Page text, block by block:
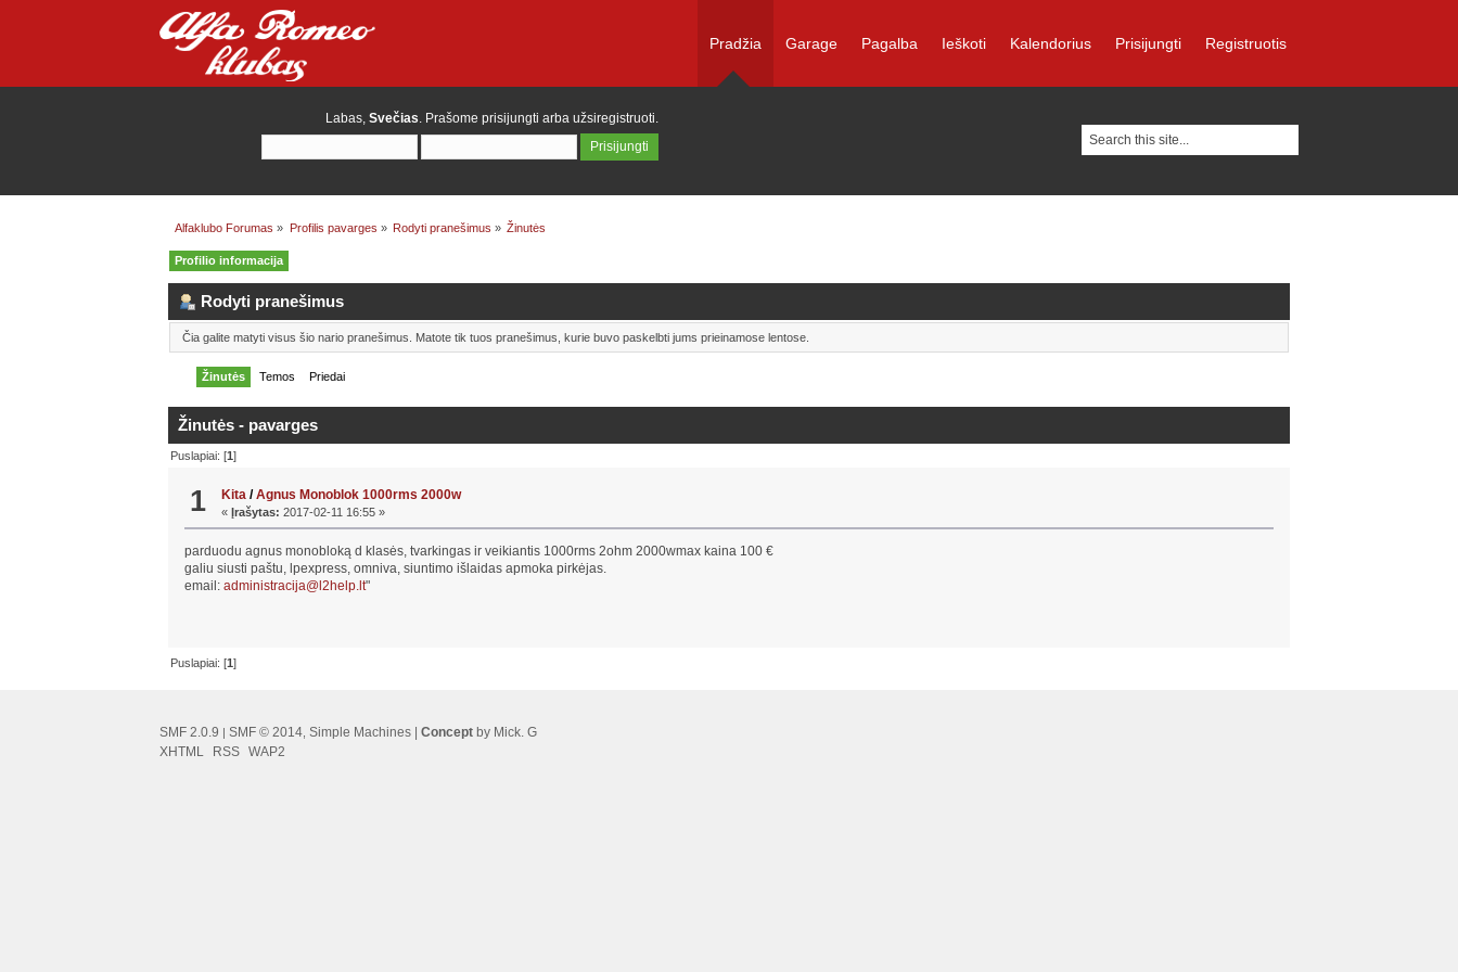
Pradžia Garage Pagalba Ieškoti Kalendorius Prisijungti Registruotis
Labas, Svečias. Prašome prisijungti arba užsiregistruoti.
Alfaklubo Forumas » Profilis pavarges » Rodyti pranešimus » Žinutės
Profilio informacija
Rodyti pranešimus
Čia galite matyti visus šio nario pranešimus. Matote tik tuos pranešimus, kurie buvo paskelbti jums prieinamose lentose.
Žinutės Temos Priedai
Žinutės - pavarges
Puslapiai: [1]
1 Kita /Agnus Monoblok 1000rms 2000w
« Įrašytas: 2017-02-11 16:55 »
parduodu agnus monobloką d klasės, tvarkingas ir veikiantis 1000rms 2ohm 2000wmax kaina 100 €
galiu siusti paštu, lpexpress, omniva, siuntimo išlaidas apmoka pirkėjas.
email: administracija@l2help.lt"
Puslapiai: [1]
SMF 2.0.9 | SMF © 2014 Simple Machines Concept by Mick. G
XHTML
RSS WAP2